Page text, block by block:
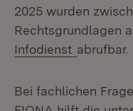
2025 wurden
Rechtsgrundlagen
Infodienst (Öffnet in
abrufbar.
Bei fachlichen